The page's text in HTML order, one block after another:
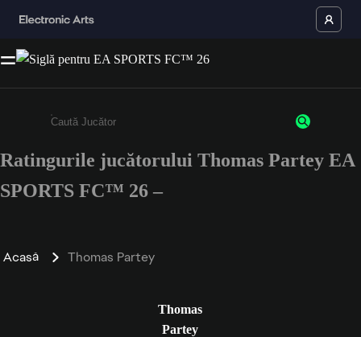
Enter a minimum of 3 characters or numbers
Ratingurile jucătorului Thomas Partey EA
SPORTS FC™ 26 –
Acasă Thomas Partey
Thomas
Partey